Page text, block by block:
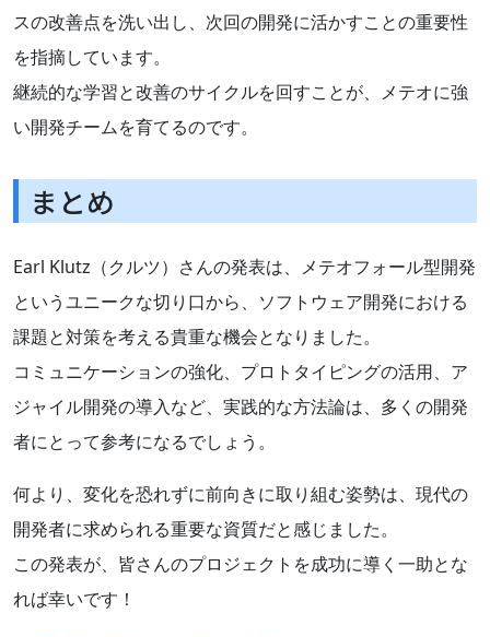
スの改善点を洗い出し、次回の開発に活かすことの重要性
を指摘しています。
継続的な学習と改善のサイクルを回すことが、メテオに強
い開発チームを育てるのです。
まとめ
Earl Klutz（クルツ）さんの発表は、メテオフォール型開発
というユニークな切り口から、ソフトウェア開発における
課題と対策を考える貴重な機会となりました。
コミュニケーションの強化、プロトタイピングの活用、ア
ジャイル開発の導入など、実践的な方法論は、多くの開発
者にとって参考になるでしょう。
何より、変化を恐れずに前向きに取り組む姿勢は、現代の
開発者に求められる重要な資質だと感じました。
この発表が、皆さんのプロジェクトを成功に導く一助とな
れば幸いです！